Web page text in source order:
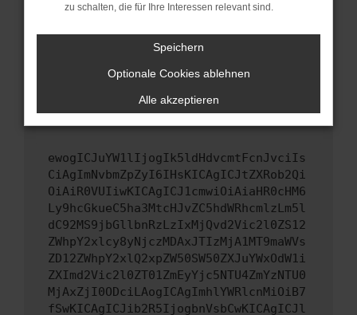
unterstützt werden.
Wende dich an den Webseitenbetreiber.
Wenn du alle oben genannten Schritte versucht
hast, kontaktiere uns bitte. Wir werden
versuchen, das Problem zu beheben. Du kannst
uns diesen Text schicken, um uns bei der
ewogICJuYW1lIjogIk5ldHdvcmtFcnJvciIs
CiAgImNvbmZpZyI6IHsKICAgICJtZXRob2Qi
OiAiR0VUIiwKICAgICJ1cmwiOiAiaHR0cHM6
Ly9hcGkueC5ha3MtcHJvZC5hdWRhcmlzLm5l
dC92MS9jbGllbnRzLzIxMjQvd2Vic2l0ZS12
ZWhpY2xlcy8yNjczMDAxJTIzMjA1MT9maWVs
ZD12ZWhpY2xlQ2xpZW50SW50ZXJuYWxOdW1i
ZXImd2Vic2l0ZT01ZmEyYjc5NTU4ZmYzNTU0
MjAxZjI0ODciLAogICAgImhlYWRlcnMiOiB7
fSwKICAgICJib2R5IjogbnVsbCwKICAgICJl
zu schalten, die für Ihre Interessen relevant sind.
Speichern
Optionale Cookies ablehnen
Alle akzeptieren